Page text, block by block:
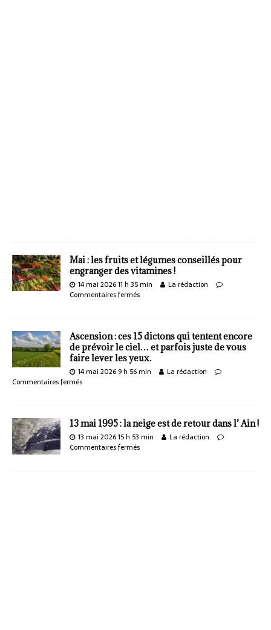
Mai : les fruits et légumes conseillés pour
engranger des vitamines !
14 mai 2026 11 h 35 min
La rédaction
Commentaires fermés
Ascension : ces 15 dictons qui tentent encore
de prévoir le ciel… et parfois juste de vous
faire lever les yeux.
14 mai 2026 9 h 56 min
La rédaction
Commentaires fermés
13 mai 1995 : la neige est de retour dans l’ Ain !
13 mai 2026 15 h 53 min
La rédaction
Commentaires fermés